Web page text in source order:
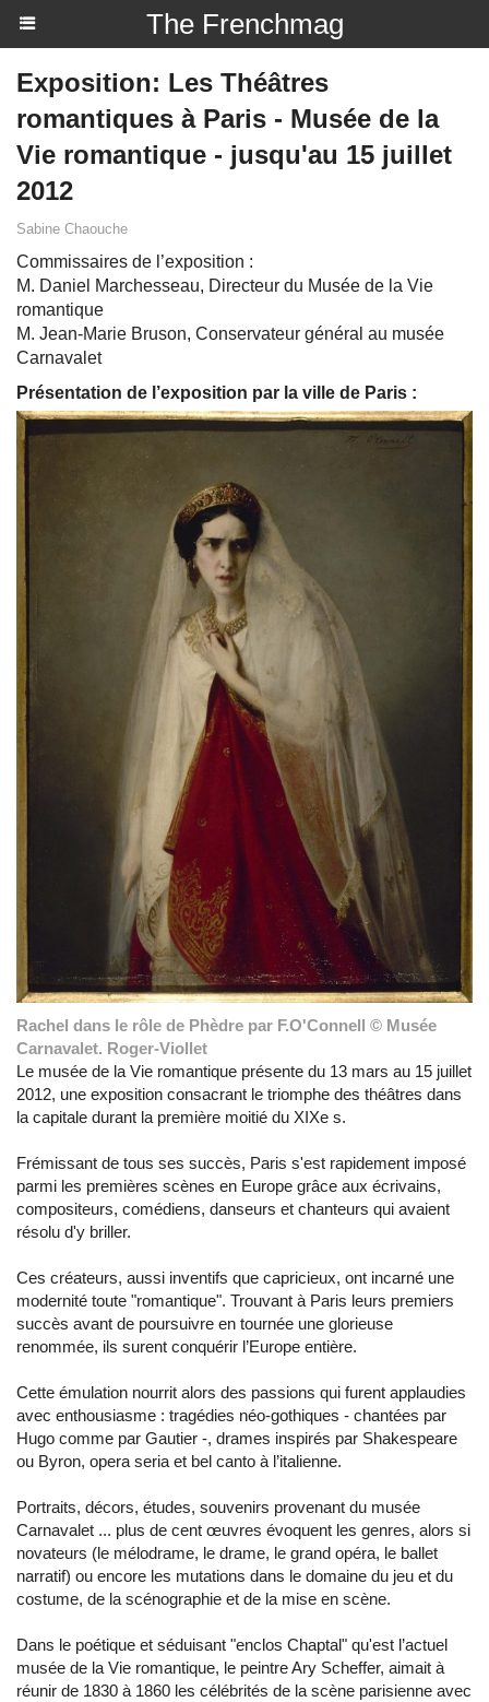
The Frenchmag
Exposition: Les Théâtres
romantiques à Paris - Musée de la
Vie romantique - jusqu'au 15 juillet
2012
Sabine Chaouche
Commissaires de l’exposition :
M. Daniel Marchesseau, Directeur du Musée de la Vie
romantique
M. Jean-Marie Bruson, Conservateur général au musée
Carnavalet
Présentation de l’exposition par la ville de Paris :
Rachel dans le rôle de Phèdre par F.O'Connell © Musée
Carnavalet. Roger-Viollet
Le musée de la Vie romantique présente du 13 mars au 15 juillet
2012, une exposition consacrant le triomphe des théâtres dans
la capitale durant la première moitié du XIXe s.
Frémissant de tous ses succès, Paris s'est rapidement imposé
parmi les premières scènes en Europe grâce aux écrivains,
compositeurs, comédiens, danseurs et chanteurs qui avaient
résolu d'y briller.
Ces créateurs, aussi inventifs que capricieux, ont incarné une
modernité toute "romantique". Trouvant à Paris leurs premiers
succès avant de poursuivre en tournée une glorieuse
renommée, ils surent conquérir l’Europe entière.
Cette émulation nourrit alors des passions qui furent applaudies
avec enthousiasme : tragédies néo-gothiques - chantées par
Hugo comme par Gautier -, drames inspirés par Shakespeare
ou Byron, opera seria et bel canto à l’italienne.
Portraits, décors, études, souvenirs provenant du musée
Carnavalet ... plus de cent œuvres évoquent les genres, alors si
novateurs (le mélodrame, le drame, le grand opéra, le ballet
narratif) ou encore les mutations dans le domaine du jeu et du
costume, de la scénographie et de la mise en scène.
Dans le poétique et séduisant "enclos Chaptal" qu'est l’actuel
musée de la Vie romantique, le peintre Ary Scheffer, aimait à
réunir de 1830 à 1860 les célébrités de la scène parisienne avec